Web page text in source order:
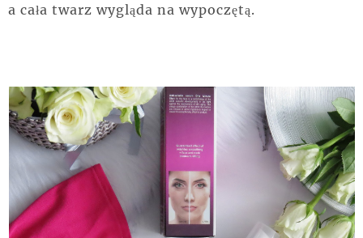
a cała twarz wygląda na wypoczętą.